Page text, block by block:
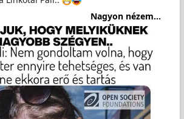
Nagyon nézem...